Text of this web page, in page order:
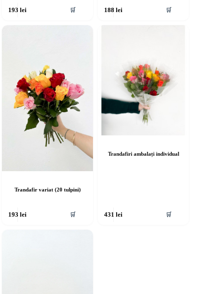
193lei 🛒 188lei 🛒
Trandafir variat (20 tulpini)
193lei 🛒
Trandafiri ambalați individual
431lei 🛒